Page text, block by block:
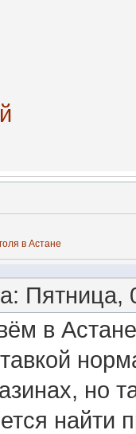
в Астане
в
но
найти